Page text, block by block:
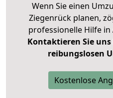
Wenn Sie einen
Ziegenrück planen,
professionelle Hilfe
Kontaktieren Sie
reibungslosen
Kostenlose